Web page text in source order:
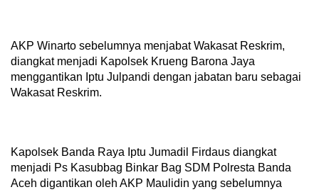
AKP Winarto sebelumnya menjabat Wakasat Reskrim,
diangkat menjadi Kapolsek Krueng Barona Jaya
menggantikan Iptu Julpandi dengan jabatan baru sebagai
Wakasat Reskrim.
Kapolsek Banda Raya Iptu Jumadil Firdaus diangkat
menjadi Ps Kasubbag Binkar Bag SDM Polresta Banda
Aceh digantikan oleh AKP Maulidin yang sebelumnya